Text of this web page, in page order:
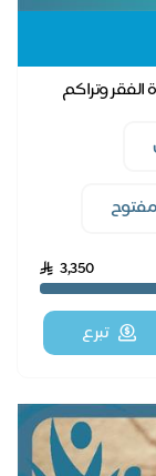
وتراكم
3,350
تبرع